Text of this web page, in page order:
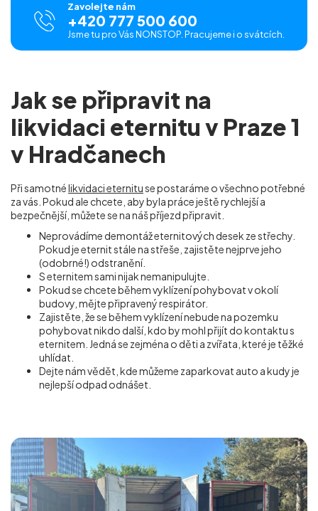
Zavolejte nám
+420 777 500 600
Jsme tu pro Vás NONSTOP. Pracujeme i o svátcích.
Jak se připravit na
likvidaci eternitu v Praze 1
v Hradčanech
Při samotnélikvidaci eternituse postaráme o všechno potřebné
za vás. Pokud ale chcete, aby byla práce ještě rychlejší a
bezpečnější, můžete se na náš příjezd připravit.
Neprovádíme demontáž eternitových desek ze střechy.
Pokud je eternit stále na střeše, zajistěte nejprve jeho
(odobrné!) odstranění.
S eternitem sami nijak nemanipulujte.
Pokud se chcete během vyklízení pohybovat v okolí
budovy, mějte připravený respirátor.
Zajistěte, že se během vyklízení nebude na pozemku
pohybovat nikdo další, kdo by mohl přijít do kontaktu s
eternitem. Jedná se zejména o děti a zvířata, které je těžké
uhlídat.
Dejte nám vědět, kde můžeme zaparkovat auto a kudy je
nejlepší odpad odnášet.